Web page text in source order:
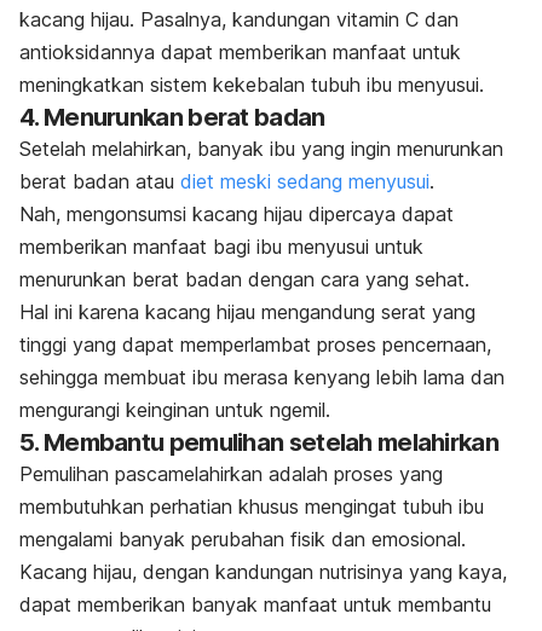
kacang hijau. Pasalnya, kandungan vitamin C dan
antioksidannya dapat memberikan manfaat untuk
meningkatkan sistem kekebalan tubuh ibu menyusui.
4. Menurunkan berat badan
Setelah melahirkan, banyak ibu yang ingin menurunkan
berat badan atau diet meski sedang menyusui.
Nah, mengonsumsi kacang hijau dipercaya dapat
memberikan manfaat bagi ibu menyusui untuk
menurunkan berat badan dengan cara yang sehat.
Hal ini karena kacang hijau mengandung serat yang
tinggi yang dapat memperlambat proses pencernaan,
sehingga membuat ibu merasa kenyang lebih lama dan
mengurangi keinginan untuk ngemil.
5. Membantu pemulihan setelah melahirkan
Pemulihan pascamelahirkan adalah proses yang
membutuhkan perhatian khusus mengingat tubuh ibu
mengalami banyak perubahan fisik dan emosional.
Kacang hijau, dengan kandungan nutrisinya yang kaya,
dapat memberikan banyak manfaat untuk membantu